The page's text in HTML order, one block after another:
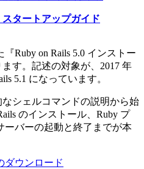
スタートアップガイド
Ruby on Rails 5.0 インストー
す。記述の対象が、2017 年
5.1 になっています。
シェルコマンドの説明から始
のインストール、Ruby プ
ーバーの起動と終了までが本
ダウンロード